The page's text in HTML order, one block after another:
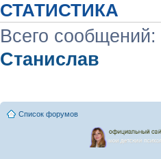
СТАТИСТИКА
Всего сообщений:
Станислав
Список форумов